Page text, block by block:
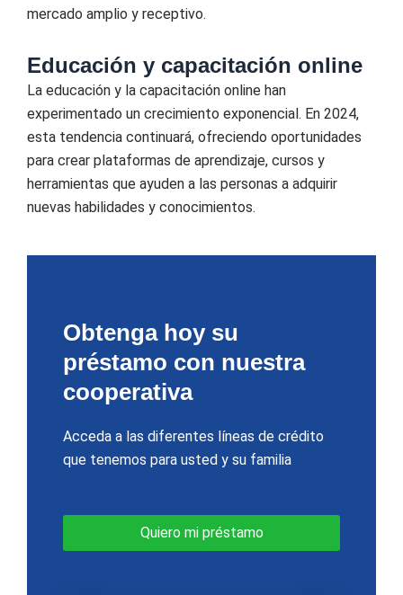
mercado amplio y receptivo.
Educación y capacitación online
La educación y la capacitación online han
experimentado un crecimiento exponencial. En 2024,
esta tendencia continuará, ofreciendo oportunidades
para crear plataformas de aprendizaje, cursos y
herramientas que ayuden a las personas a adquirir
nuevas habilidades y conocimientos.
Obtenga hoy su
préstamo con nuestra
cooperativa
Acceda a las diferentes líneas de crédito
que tenemos para usted y su familia
Quiero mi préstamo